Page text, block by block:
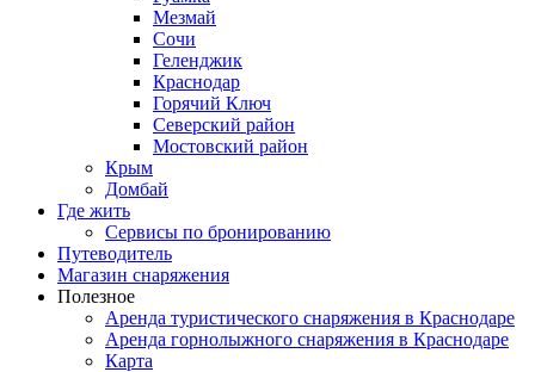
Мезмай
Сочи
Геленджик
Краснодар
Горячий Ключ
Северский район
Мостовский район
Крым
Домбай
Где жить
Сервисы по бронированию
Путеводитель
Магазин снаряжения
Полезное
Аренда туристического снаряжения в Краснодаре
Аренда горнолыжного снаряжения в Краснодаре
Карта